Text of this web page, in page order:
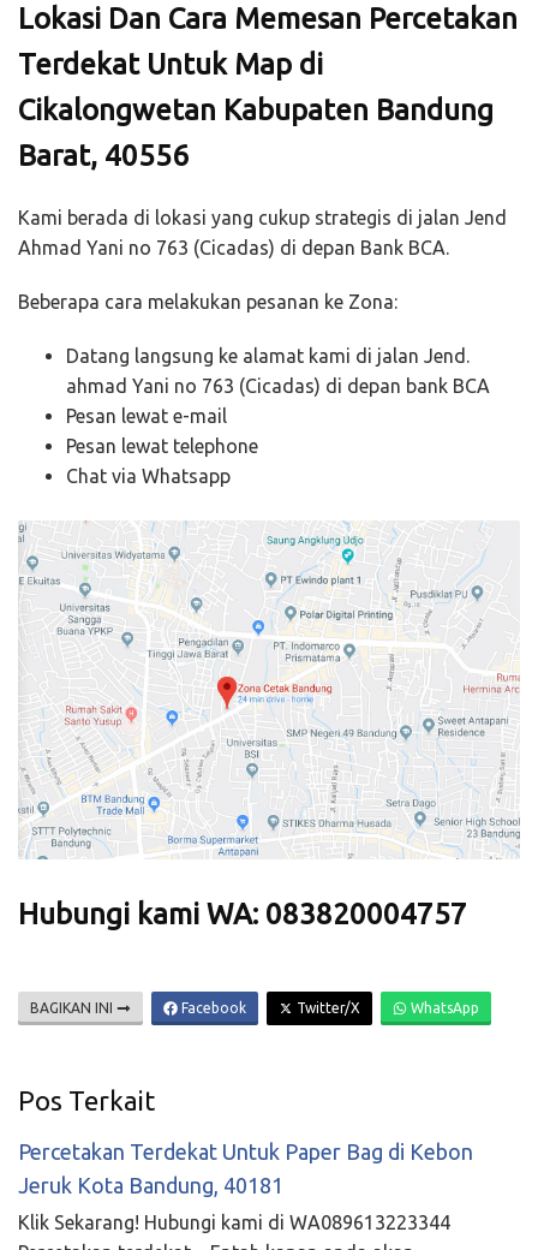
Lokasi Dan Cara Memesan Percetakan
Terdekat Untuk Map di
Cikalongwetan Kabupaten Bandung
Barat, 40556
Kami berada di lokasi yang cukup strategis di jalan Jend
Ahmad Yani no 763 (Cicadas) di depan Bank BCA.
Beberapa cara melakukan pesanan ke Zona:
Datang langsung ke alamat kami di jalan Jend.
ahmad Yani no 763 (Cicadas) di depan bank BCA
Pesan lewat e-mail
Pesan lewat telephone
Chat via Whatsapp
Hubungi kami WA: 083820004757
BAGIKAN INI Facebook Twitter/X WhatsApp
Pos Terkait
Percetakan Terdekat Untuk Paper Bag di Kebon
Jeruk Kota Bandung, 40181
Klik Sekarang! Hubungi kami di WA089613223344